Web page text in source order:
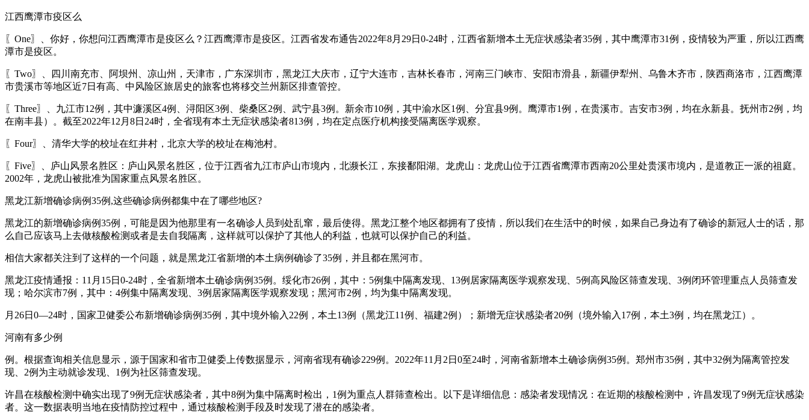
江西鹰潭市疫区么
〖One〗、你好，你想问江西鹰潭市是疫区么？江西鹰潭市是疫区。江西省发布通告2022年8月29日0-24时，江西省新增本土无症状感染者35例，其中鹰潭市31例，疫情较为严重，所以江西鹰
潭市是疫区。
〖Two〗、四川南充市、阿坝州、凉山州，天津市，广东深圳市，黑龙江大庆市，辽宁大连市，吉林长春市，河南三门峡市、安阳市滑县，新疆伊犁州、乌鲁木齐市，陕西商洛市，江西鹰潭
市贵溪市等地区近7日有高、中风险区旅居史的旅客也将移交兰州新区排查管控。
〖Three〗、九江市12例，其中濂溪区4例、浔阳区3例、柴桑区2例、武宁县3例。新余市10例，其中渝水区1例、分宜县9例。鹰潭市1例，在贵溪市。吉安市3例，均在永新县。抚州市2例，均
在南丰县）。截至2022年12月8日24时，全省现有本土无症状感染者813例，均在定点医疗机构接受隔离医学观察。
〖Four〗、清华大学的校址在红井村，北京大学的校址在梅池村。
〖Five〗、庐山风景名胜区：庐山风景名胜区，位于江西省九江市庐山市境内，北濒长江，东接鄱阳湖。龙虎山：龙虎山位于江西省鹰潭市西南20公里处贵溪市境内，是道教正一派的祖庭。
2002年，龙虎山被批准为国家重点风景名胜区。
黑龙江新增确诊病例35例,这些确诊病例都集中在了哪些地区?
黑龙江的新增确诊病例35例，可能是因为他那里有一名确诊人员到处乱窜，最后使得。黑龙江整个地区都拥有了疫情，所以我们在生活中的时候，如果自己身边有了确诊的新冠人士的话，那
么自己应该马上去做核酸检测或者是去自我隔离，这样就可以保护了其他人的利益，也就可以保护自己的利益。
相信大家都关注到了这样的一个问题，就是黑龙江省新增的本土病例确诊了35例，并且都在黑河市。
黑龙江疫情通报：11月15日0-24时，全省新增本土确诊病例35例。绥化市26例，其中：5例集中隔离发现、13例居家隔离医学观察发现、5例高风险区筛查发现、3例闭环管理重点人员筛查发
现；哈尔滨市7例，其中：4例集中隔离发现、3例居家隔离医学观察发现；黑河市2例，均为集中隔离发现。
月26日0—24时，国家卫健委公布新增确诊病例35例，其中境外输入22例，本土13例（黑龙江11例、福建2例）；新增无症状感染者20例（境外输入17例，本土3例，均在黑龙江）。
河南有多少例
例。根据查询相关信息显示，源于国家和省市卫健委上传数据显示，河南省现有确诊229例。2022年11月2日0至24时，河南省新增本土确诊病例35例。郑州市35例，其中32例为隔离管控发
现、2例为主动就诊发现、1例为社区筛查发现。
许昌在核酸检测中确实出现了9例无症状感染者，其中8例为集中隔离时检出，1例为重点人群筛查检出。以下是详细信息：感染者发现情况：在近期的核酸检测中，许昌发现了9例无症状感染
者。这一数据表明当地在疫情防控过程中，通过核酸检测手段及时发现了潜在的感染者。